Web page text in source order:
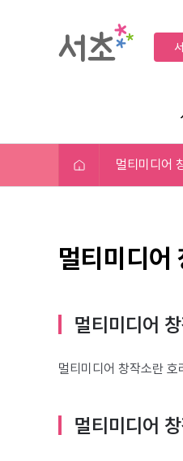
멀티미디어
멀티미디어
멀티미디어
멀티미디어 창작소란
멀티미디어